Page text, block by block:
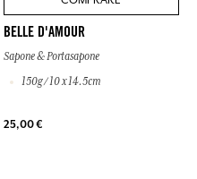
BELLE D'AMOUR
Sapone & Portasapone
150g / 10 x 14.5cm
25,00 €